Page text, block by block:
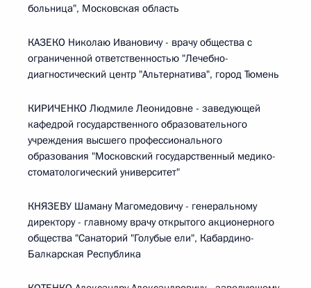
больница", Московская область
КАЗЕКО Николаю Ивановичу - врачу общества с
ограниченной ответственностью "Лечебно-
диагностический центр "Альтернатива", город Тюмень
КИРИЧЕНКО Людмиле Леонидовне - заведующей
кафедрой государственного образовательного
учреждения высшего профессионального
образования "Московский государственный медико-
стоматологический университет"
КНЯЗЕВУ Шаману Магомедовичу - генеральному
директору - главному врачу открытого акционерного
общества "Санаторий "Голубые ели", Кабардино-
Балкарская Республика